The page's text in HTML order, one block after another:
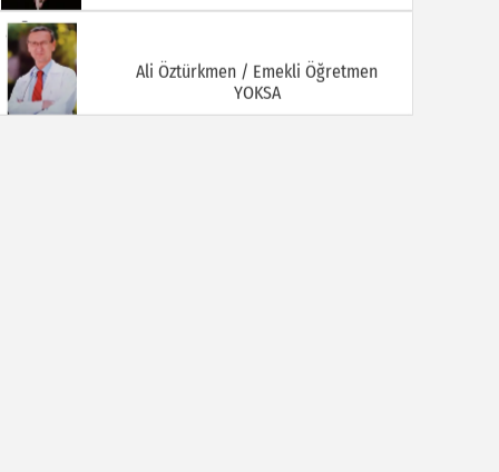
Ali Öztürkmen / Emekli Öğretmen
YOKSA